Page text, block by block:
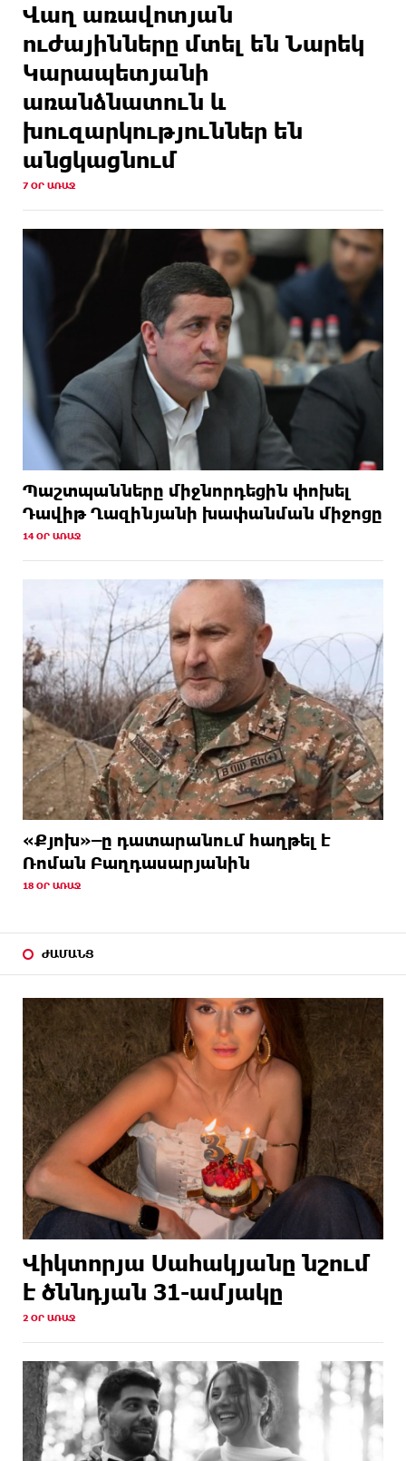
Վաղ առավոտյան
ուժայինները մտել են Նարեկ
Կարապետյանի
առանձնատուն և
խուզարկություններ են
անցկացնում
7 ՕՐ ԱՌԱՋ
Պաշտպանները միջնորդեցին փոխել
Դավիթ Ղազինյանի խափանման միջոցը
14 ՕՐ ԱՌԱՋ
«Քյոխ»–ը դատարանում հաղթել է
Ռոման Բաղդասարյանին
18 ՕՐ ԱՌԱՋ
ԺԱՄԱՆՑ
Վիկտորյա Սահակյանը նշում
է ծննդյան 31-ամյակը
2 ՕՐ ԱՌԱՋ